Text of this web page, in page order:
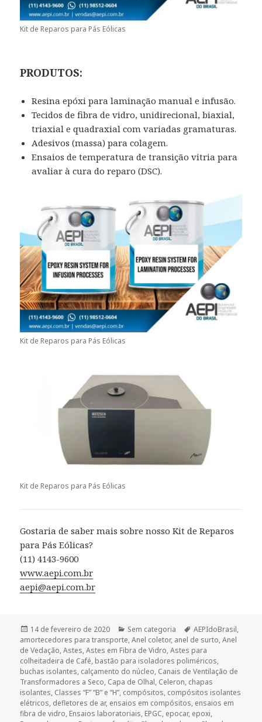
Kit de Reparos para Pás Eólicas
PRODUTOS:
Resina epóxi para laminação manual e infusão.
Tecidos de fibra de vidro, unidirecional, biaxial,
triaxial e quadraxial com variadas gramaturas.
Adesivos (massa) para colagem.
Ensaios de temperatura de transição vitria para
avaliar à cura do reparo (DSC).
Kit de Reparos para Pás Eólicas
Kit de Reparos para Pás Eólicas
Gostaria de saber mais sobre nosso Kit de Reparos
para Pás Eólicas?
(11) 4143-9600
www.aepi.com.br
aepi@aepi.com.br
Publicado
em
14 de fevereiro de 2020 Categorias
Sem categoria Tags
AEPIdoBrasil,
amortecedores para transporte,Anel coletor, anel de surto,Anel
de Vedação,Astes,Astes em Fibra de Vidro,Astes para
colheitadeira de Café, bastão para isoladores poliméricos,
buchas isolantes, calçamento do núcleo, Canais de Ventilação de
Transformadores a Seco, Capa de Olhal, Celeron, chapas
isolantes, Classes “F” “B” e “H”, compósitos, compósitos isolantes
elétricos, defletores de ar, ensaios em compósitos, ensaios em
fibra de vidro, Ensaios laboratoriais, EPGC, epocar, epoxi,